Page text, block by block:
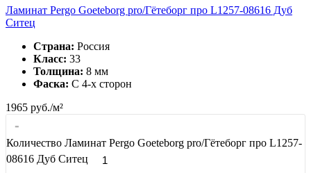
Ламинат Pergo Goeteborg pro/Гётеборг про L1257-08616 Дуб
Ситец
Страна: Россия
Класс: 33
Толщина: 8 мм
Фаска: С 4-x сторон
1965 руб./м²
-
Количество Ламинат Pergo Goeteborg pro/Гётеборг про L1257-
08616 Дуб Ситец